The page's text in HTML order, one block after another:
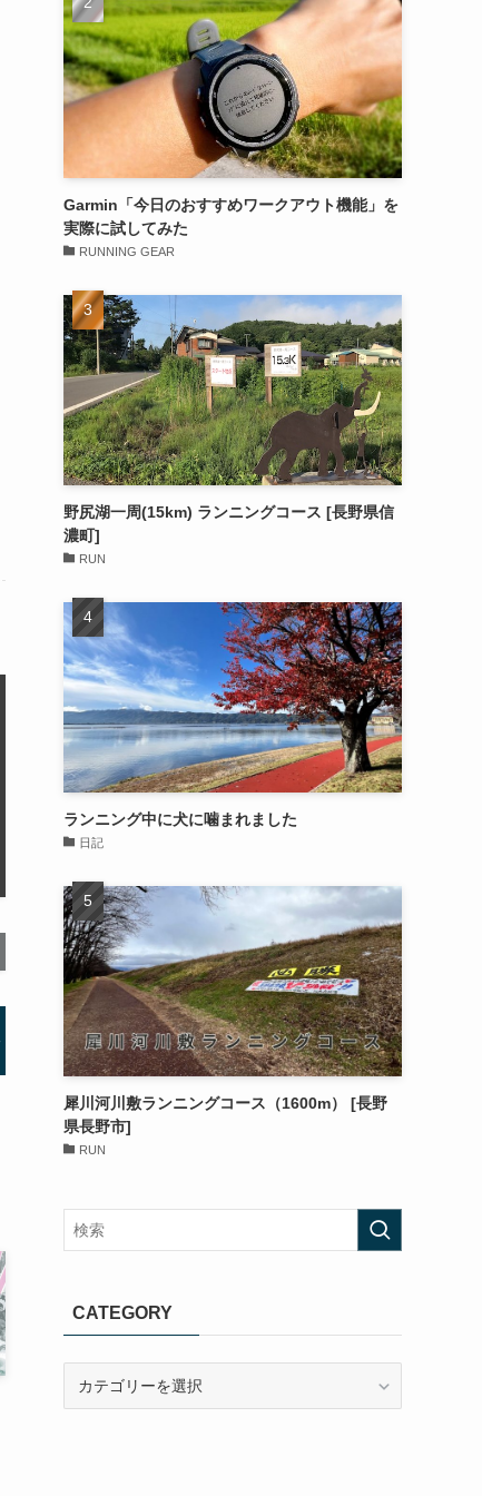
Garmin「今日のおすすめワークアウト機能」を
実際に試してみた
RUNNING GEAR
野尻湖一周(15km) ランニングコース [長野県信
濃町]
RUN
ランニング中に犬に噛まれました
日記
犀川河川敷ランニングコース（1600m） [長野
県長野市]
RUN
CATEGORY